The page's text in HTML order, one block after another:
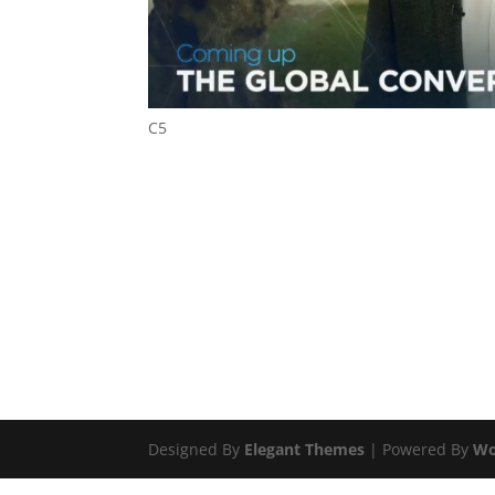
C5
Designed By Elegant Themes | Powered By